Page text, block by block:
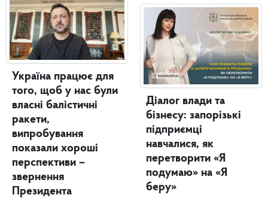
Україна працює для
того, щоб у нас були
власні балістичні
ракети,
випробування
показали хороші
перспективи –
звернення
Президента
Діалог влади та
бізнесу: запорізькі
підприємці
навчалися, як
перетворити «Я
подумаю» на «Я
беру»